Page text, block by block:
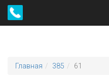
Главная 385 61